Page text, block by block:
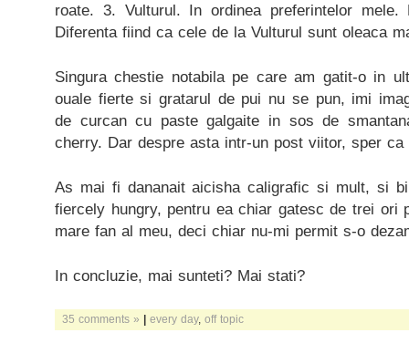
roate. 3. Vulturul. In ordinea preferintelor mele.
Diferenta fiind ca cele de la Vulturul sunt oleaca
Singura chestie notabila pe care am gatit-o in
ouale fierte si gratarul de pui nu se pun, imi
de curcan cu paste galgaite in sos de
cherry. Dar despre asta intr-un post viitor, sper ca
As mai fi dananait aicisha caligrafic si mult, si
fiercely hungry, pentru ea chiar gatesc de trei ori
mare fan al meu, deci chiar nu-mi permit s-o
In concluzie, mai sunteti? Mai stati?
35 comments » | every day, off topic